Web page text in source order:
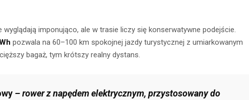
wyglądają imponująco, ale w trasie liczy się konserwatywne podejście.
pozwala na 60–100 km spokojnej jazdy turystycznej z umiarkowanym
bagaż, tym krótszy realny dystans.
– rower z napędem elektrycznym, przystosowany do